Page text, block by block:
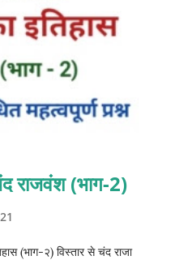
की पहाड़ियों में भी कुछ ऐसा ही...
राजवंश (भाग-2)
(भाग-२) विस्तार से चंद राजा